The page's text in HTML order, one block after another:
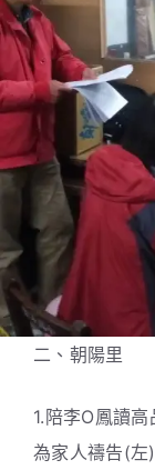
二、朝陽里
1.陪李O鳳讀
為家人禱告(左)